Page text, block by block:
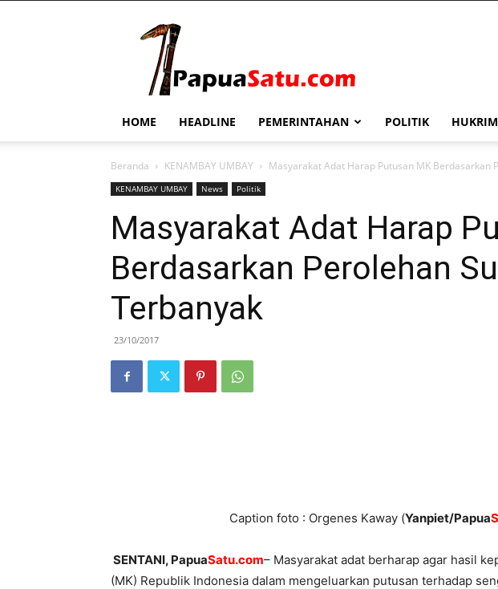
HOME HEADLINE PEMERINTAHAN POLITIK HUKRIM
Beranda KENAMBAY UMBAY Masyarakat Adat Harap Putusan MK Berdasarkan
KENAMBAY UMBAY News Politik
Masyarakat Adat Harap
Berdasarkan Perolehan
Terbanyak
23/10/2017
Caption foto : Orgenes Kaway (Yanpiet/Papua
SENTANI, PapuaSatu.com– Masyarakat adat berharap agar hasil
(MK) Republik Indonesia dalam mengeluarkan putusan terhadap